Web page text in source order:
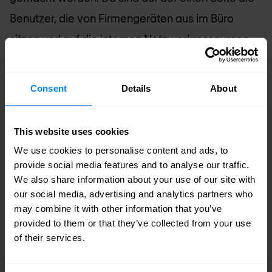
Consent Details About
This website uses cookies
We use cookies to personalise content and ads, to
provide social media features and to analyse our traffic.
We also share information about your use of our site with
our social media, advertising and analytics partners who
may combine it with other information that you’ve
provided to them or that they’ve collected from your use
of their services.
Benutzer, die von Firmengeräten aus im Büro
sitzen und auf die internen Netzwerkressourcen
zugreifen möchten. Auf der anderen Seite gibt es
sondern von sog. BYOD (Bring Your Own Device,
also Privatgeräten, wie Tablets Handys oder PCs).
Der Sicherheitszustand dieser Geräte liegt
logischerweise außerhalb der IT-Zuständigkeit.
Sie sind nicht aktuell gepached, besitzen